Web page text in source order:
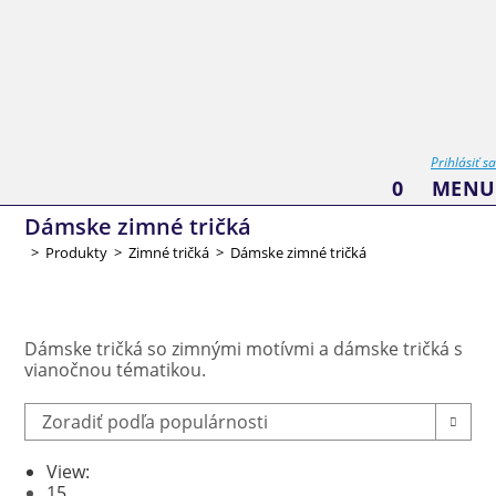
Prihlásiť sa
0 MENU
Dámske zimné tričká
> Produkty > Zimné tričká > Dámske zimné tričká
Dámske tričká so zimnými motívmi a dámske tričká s
vianočnou tématikou.
Zoradiť podľa populárnosti
View: